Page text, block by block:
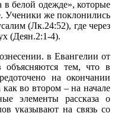
в белой одежде», которые
Ученики же поклонились
(Лк.24:52), где через
(Деян.2:1-4).
в Евангелии от
тем, что в
на окончании
во втором – на начале
элементы рассказа о
указывают на связь со